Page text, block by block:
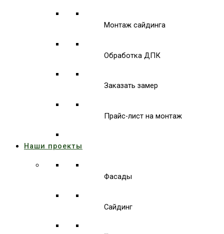
Монтаж сайдинга
Обработка ДПК
Заказать замер
Прайс-лист на монтаж
Наши проекты
Фасады
Сайдинг